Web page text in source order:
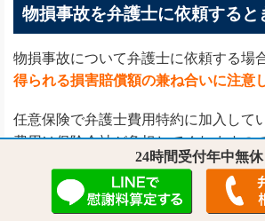
物損事故を弁護士に依頼すると
物損事故について弁護士に依頼する場
得られる損害賠償額の兼ね合いに注意
任意保険で弁護士費用特約に加入して
費用は保険会社が負担してくれますの
す）、この点については心配する必要
一方、弁護士費用特約に加入していな
24時間受付年中無休